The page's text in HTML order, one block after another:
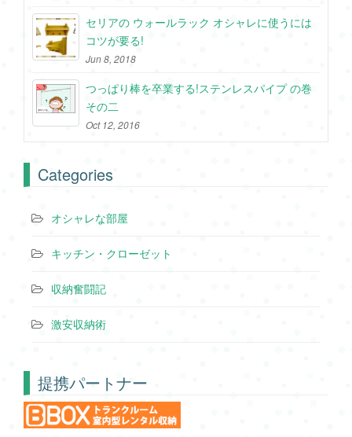
セリアの ウォールラック オシャレに使うには
コツが要る!
Jun 8, 2018
つっぱり棒を卒業する!ステンレスパイプ の巻
その二
Oct 12, 2016
Categories
オシャレな部屋
キッチン・クローゼット
収納奮闘記
激安収納術
提携パートナー